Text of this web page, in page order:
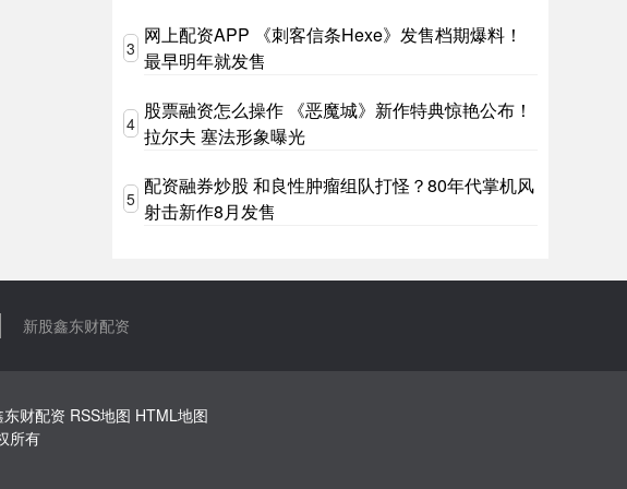
3
网上配资APP 《刺客信条Hexe》发售档期爆料！
最早明年就发售
4
股票融资怎么操作 《恶魔城》新作特典惊艳公布！
拉尔夫 塞法形象曝光
5
配资融券炒股 和良性肿瘤组队打怪？80年代掌机风
射击新作8月发售
新股鑫东财配资
财配资 RSS地图 HTML地图
所有